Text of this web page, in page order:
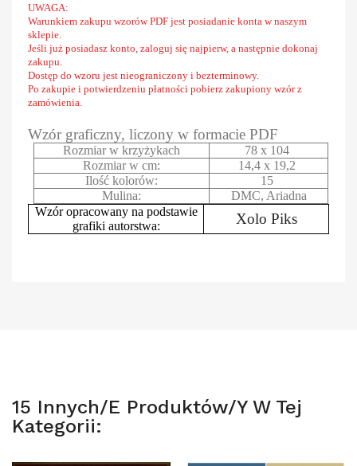
UWAGA:
Warunkiem zakupu wzorów PDF jest posiadanie konta w naszym
sklepie.
Jeśli już posiadasz konto, zaloguj się najpierw, a następnie dokonaj
zakupu.
Dostęp do wzoru jest nieograniczony i bezterminowy.
Po zakupie i potwierdzeniu płatności pobierz zakupiony wzór z
zamówienia.
Wzór graficzny, liczony w formacie PDF
Rozmiar w krzyżykach
78 x 104
Rozmiar w cm:
14,4 x 19,2
Ilość kolorów:
15
Mulina:
DMC, Ariadna
Wzór opracowany na podstawie
grafiki autorstwa:
Xolo Piks
15 Innych/e Produktów/y W Tej
Kategorii: